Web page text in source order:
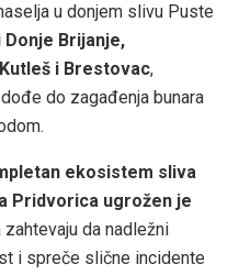
u donjem slivu Puste
Donje Brijanje,
i Brestovac,
do zagađenja bunara
ekosistem sliva
Pridvorica ugrožen je
da nadležni
i spreče slične incidente